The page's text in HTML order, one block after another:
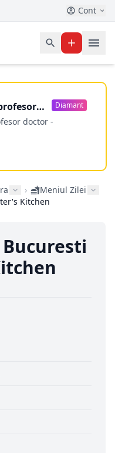
Cont
Diamant
doctor -
›
Meniul Zilei
Kitchen